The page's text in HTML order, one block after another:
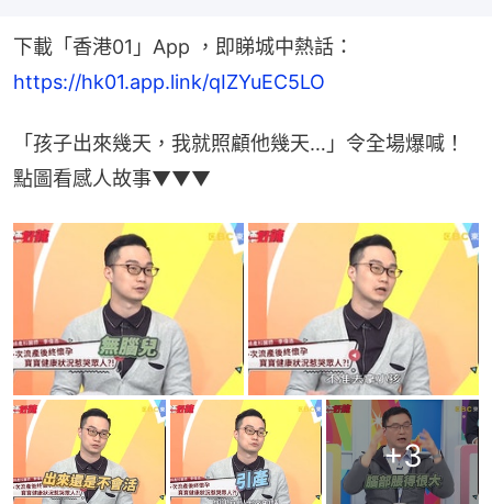
下載「香港01」App ，即睇城中熱話：
https://hk01.app.link/qIZYuEC5LO
「孩子出來幾天，我就照顧他幾天…」令全場爆喊！
點圖看感人故事▼▼▼
+3